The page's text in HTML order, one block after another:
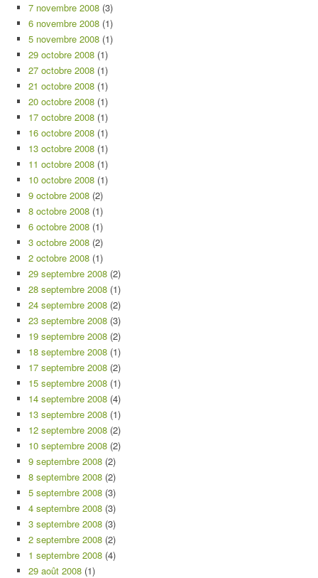
7 novembre 2008 (3)
6 novembre 2008 (1)
5 novembre 2008 (1)
29 octobre 2008 (1)
27 octobre 2008 (1)
21 octobre 2008 (1)
20 octobre 2008 (1)
17 octobre 2008 (1)
16 octobre 2008 (1)
13 octobre 2008 (1)
11 octobre 2008 (1)
10 octobre 2008 (1)
9 octobre 2008 (2)
8 octobre 2008 (1)
6 octobre 2008 (1)
3 octobre 2008 (2)
2 octobre 2008 (1)
29 septembre 2008 (2)
28 septembre 2008 (1)
24 septembre 2008 (2)
23 septembre 2008 (3)
19 septembre 2008 (2)
18 septembre 2008 (1)
17 septembre 2008 (2)
15 septembre 2008 (1)
14 septembre 2008 (4)
13 septembre 2008 (1)
12 septembre 2008 (2)
10 septembre 2008 (2)
9 septembre 2008 (2)
8 septembre 2008 (2)
5 septembre 2008 (3)
4 septembre 2008 (3)
3 septembre 2008 (3)
2 septembre 2008 (2)
1 septembre 2008 (4)
29 août 2008 (1)